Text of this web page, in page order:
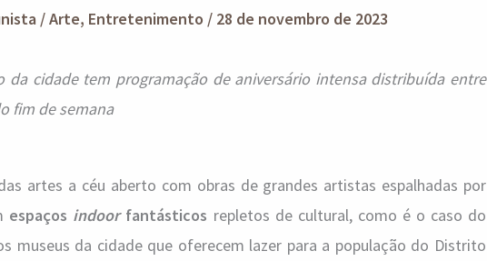
/Arte, Entretenimento / 28 de novembro de 2023
da cidade tem programação de aniversário intensa distribuída entre
fim de semana
artes a céu aberto com obras de grandes artistas espalhadas por
espaços indoorfantásticos repletos de cultural, como é o caso do
museus da cidade que oferecem lazer para a população do Distrito